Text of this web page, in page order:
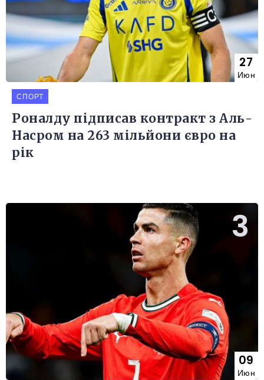
27
Июн
СПОРТ
Роналду підписав контракт з Аль-
Насром на 263 мільйони євро на
рік
09
Июн